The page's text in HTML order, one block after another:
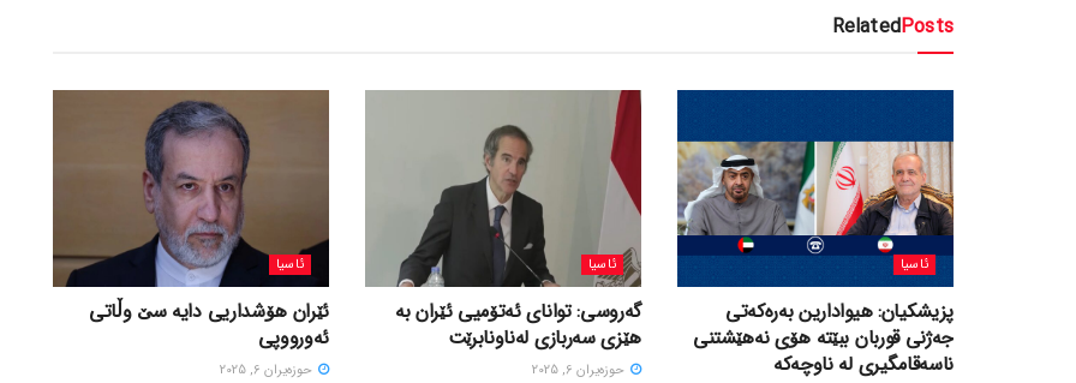
RelatedPosts
ئاسیا
پزیشکیان: هیوادارین بەرەکەتی
جەژنی قوربان ببێتە هۆی نەهێشتنی
ناسەقامگیری لە ناوچەکە
ئاسیا
گەروسی: توانای ئەتۆمیی ئێران بە
هێزی سەربازی لەناونابرێت
حوزه‌یران 6, 2025
ئاسیا
ئێران هۆشداریی دایە سێ وڵاتی
ئەورووپی
حوزه‌یران 6, 2025